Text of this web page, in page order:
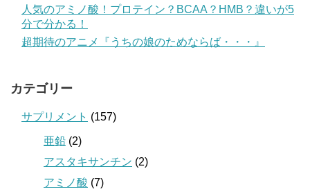
人気のアミノ酸！プロテイン？BCAA？HMB？違いが5
分で分かる！
超期待のアニメ『うちの娘のためならば・・・』
カテゴリー
サプリメント (157)
亜鉛 (2)
アスタキサンチン (2)
アミノ酸 (7)